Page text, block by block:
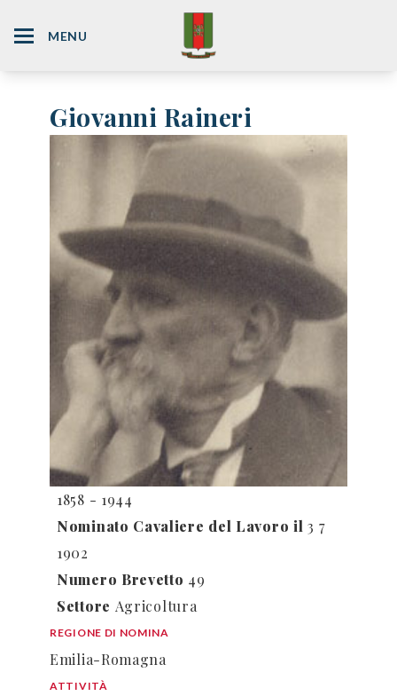
MENU
Giovanni Raineri
1858 - 1944
Nominato Cavaliere del Lavoro il3 7
1902
Numero Brevetto 49
Settore Agricoltura
REGIONE DI NOMINA
Emilia-Romagna
ATTIVITÀ